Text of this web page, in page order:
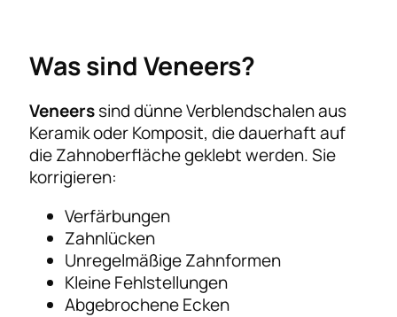
Was sind Veneers?
Veneerssind dünne Verblendschalen aus
Keramik oder Komposit, die dauerhaft auf
die Zahnoberfläche geklebt werden. Sie
korrigieren:
Verfärbungen
Zahnlücken
Unregelmäßige Zahnformen
Kleine Fehlstellungen
Abgebrochene Ecken